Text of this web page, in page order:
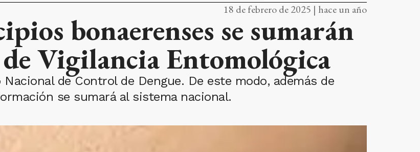
18 de febrero de 2025 | hace un año
bonaerenses se sumarán
Vigilancia Entomológica
de Control de Dengue. De este modo, además de
se sumará al sistema nacional.